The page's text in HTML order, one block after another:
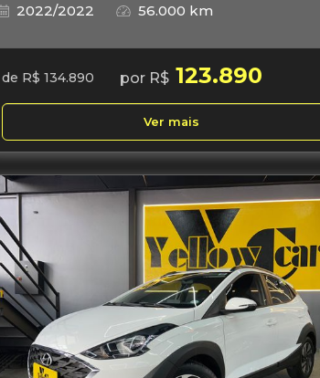
2022/2022
56.000 km
de R$ 134.890 por R$ 123.890
Ver mais